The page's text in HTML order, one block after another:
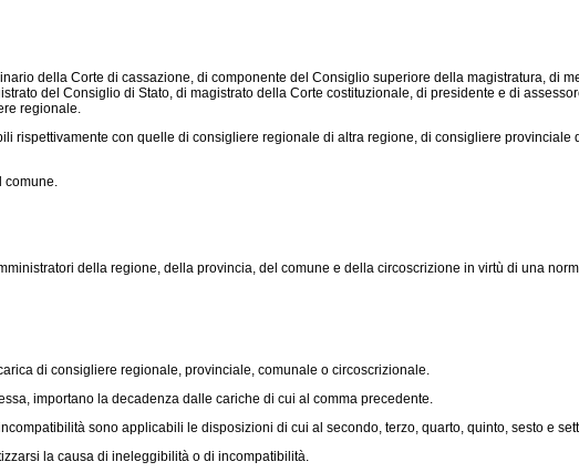
della Corte di cassazione, di componente del Consiglio superiore della magistratura, di
del Consiglio di Stato, di magistrato della Corte costituzionale, di presidente e di
regionale.
con quelle di consigliere regionale di altra regione, di consigliere provinciale
comune.
della regione, della provincia, del comune e della circoscrizione in virtù di una
di consigliere regionale, provinciale, comunale o circoscrizionale.
importano la decadenza dalle cariche di cui al comma precedente.
sono applicabili le disposizioni di cui al secondo, terzo, quarto, quinto, sesto e
la causa di ineleggibilità o di incompatibilità.